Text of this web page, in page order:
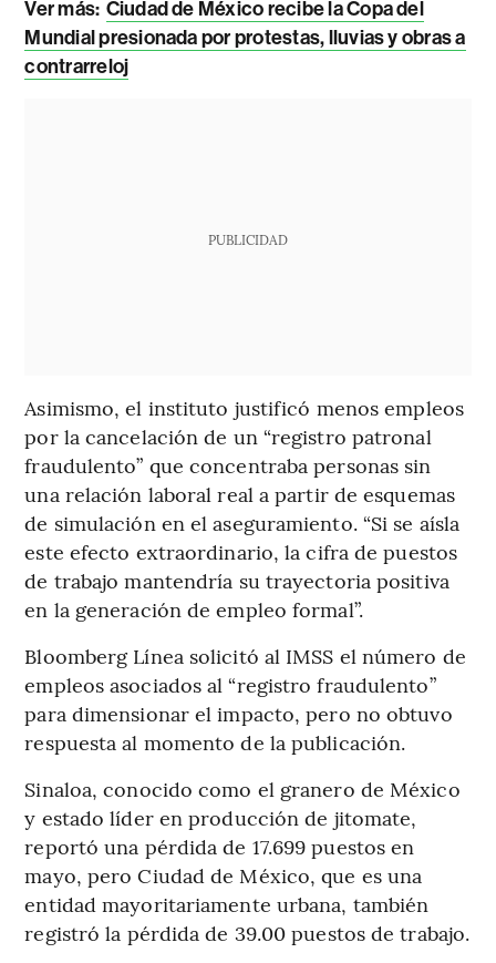
Ver más: Ciudad de México recibe la Copa del
Mundial presionada por protestas, lluvias y obras a
contrarreloj
PUBLICIDAD
Asimismo, el instituto justificó menos empleos
por la cancelación de un “registro patronal
fraudulento” que concentraba personas sin
una relación laboral real a partir de esquemas
de simulación en el aseguramiento. “Si se aísla
este efecto extraordinario, la cifra de puestos
de trabajo mantendría su trayectoria positiva
en la generación de empleo formal”.
Bloomberg Línea solicitó al IMSS el número de
empleos asociados al “registro fraudulento”
para dimensionar el impacto, pero no obtuvo
respuesta al momento de la publicación.
Sinaloa, conocido como el granero de México
y estado líder en producción de jitomate,
reportó una pérdida de 17.699 puestos en
mayo, pero Ciudad de México, que es una
entidad mayoritariamente urbana, también
registró la pérdida de 39.00 puestos de trabajo.